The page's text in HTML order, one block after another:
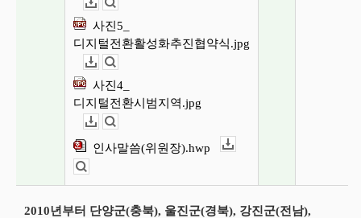
사진5_
디지털전환활성화추진협약식.jpg
사진4_
디지털전환시범지역.jpg
인사말씀(위원장).hwp
2010년부터 단양군(충북), 울진군(경북), 강진군(전남),